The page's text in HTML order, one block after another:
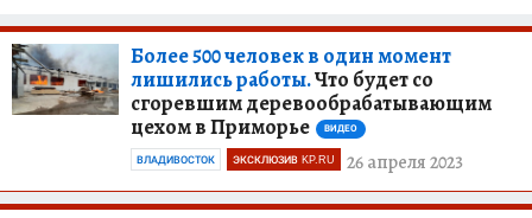
Более 500 человек в один момент
лишились работы.Что будет со
сгоревшим деревообрабатывающим
цехом в Приморье
ВИДЕО
26 апреля 2023
ВЛАДИВОСТОК ЭКСКЛЮЗИВ KP.RU